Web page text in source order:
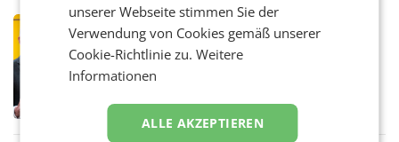
Österreichische Post: Umsatzplus im
ersten Halbjahr trotz schwachem
Briefgeschäft
WIEN Die Österreichische Post AG hat im
ersten Halbjahr 2026 einen Konzernumsatz
von 1.544,0 Mio. EUR erwirtschaftet, was
einem Plus von 3,8 Prozent gegenüber dem
unserer Webseite stimmen Sie der
Verwendung von Cookies gemäß unserer
Cookie-Richtlinie zu.Weitere
Informationen
ALLE AKZEPTIEREN